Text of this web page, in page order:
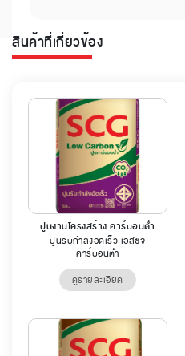
สินค้าที่เกี่ยวข้อง
ปูนงานโครงสร้าง คาร์บอนต่ำ
ปูนรับกำลังอัดเร็ว เอสซีจี
คาร์บอนต่ำ
ดูรายละเอียด